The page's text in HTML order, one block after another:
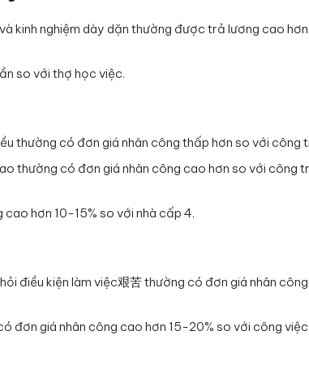
kinh nghiệm dày dặn thường được trả lương cao
so với thợ học việc.
thường có đơn giá nhân công thấp hơn so với công
thường có đơn giá nhân công cao hơn so với công
hơn 10-15% so với nhà cấp 4.
điều kiện làm việc艰苦 thường có đơn giá nhân
đơn giá nhân công cao hơn 15-20% so với công